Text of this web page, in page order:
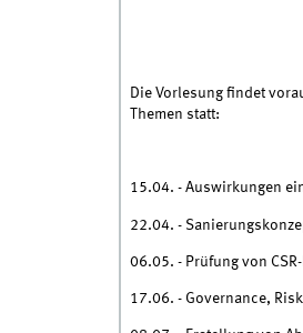
Die Vorlesung findet
Themen statt:
15.04. - Auswirkungen
22.04. -
06.05. - Prüfung von
17.06. - Governance,